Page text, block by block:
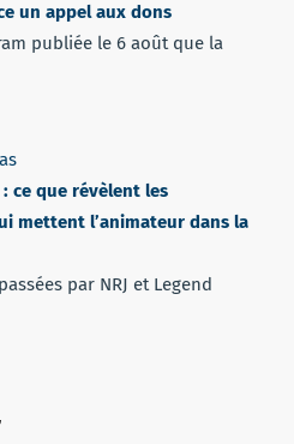
un appel aux dons
publiée le 6 août que la
ce que révèlent les
mettent l’animateur dans la
par NRJ et Legend